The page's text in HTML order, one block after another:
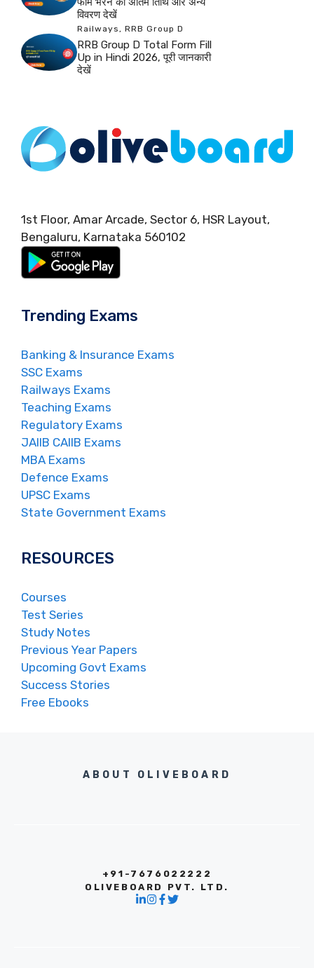
विवरण देखें
Railways, RRB Group D
RRB Group D Total Form Fill
Up in Hindi 2026, पूरी जानकारी
देखें
1st Floor, Amar Arcade, Sector 6, HSR Layout,
Bengaluru, Karnataka 560102
Trending Exams
Banking & Insurance Exams
SSC Exams
Railways Exams
Teaching Exams
Regulatory Exams
JAIIB CAIIB Exams
MBA Exams
Defence Exams
UPSC Exams
State Government Exams
RESOURCES
Courses
Test Series
Study Notes
Previous Year Papers
Upcoming Govt Exams
Success Stories
Free Ebooks
ABOUT OLIVEBOARD
+91-7676022222
OLIVEBOARD PVT. LTD.